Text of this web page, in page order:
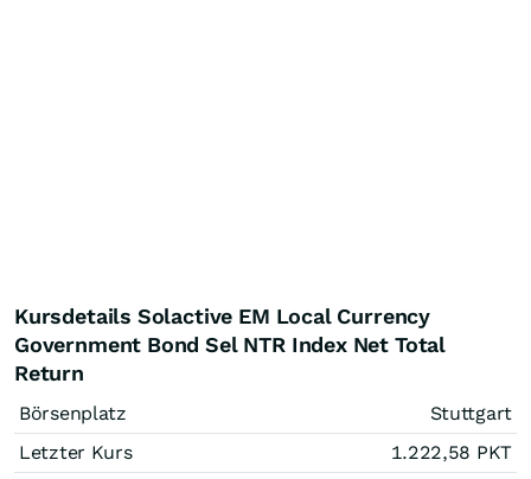
Kursdetails Solactive EM Local Currency
Government Bond Sel NTR Index Net Total
Return
Börsenplatz
Stuttgart
Letzter Kurs
1.222,58 PKT